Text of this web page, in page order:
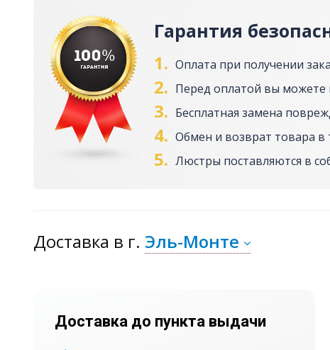
Гарантия
1. Оплата при получении
2. Перед оплатой вы можете
3. Бесплатная замена
4. Обмен и возврат товара в
5. Люстры поставляются в
Доставка в г. Эль-Монте
Доставка до пункта выдачи